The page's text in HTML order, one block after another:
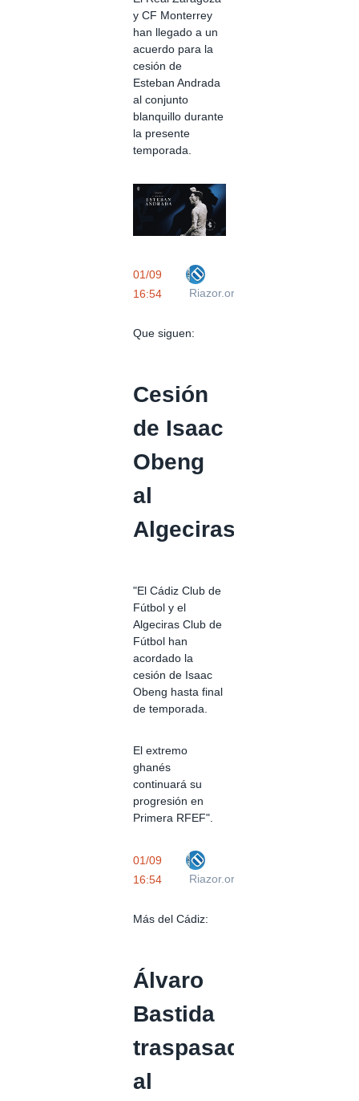
y CF Monterrey
han llegado a un
acuerdo para la
cesión de
Esteban Andrada
al conjunto
blanquillo durante
la presente
temporada.
01/09
16:54
Riazor.org
Que siguen:
Cesión
de Isaac
Obeng
al
Algeciras
"El Cádiz Club de
Fútbol y el
Algeciras Club de
Fútbol han
acordado la
cesión de Isaac
Obeng hasta final
de temporada.
El extremo
ghanés
continuará su
progresión en
Primera RFEF".
01/09
16:54
Riazor.org
Más del Cádiz:
Álvaro
Bastida
traspasado
al